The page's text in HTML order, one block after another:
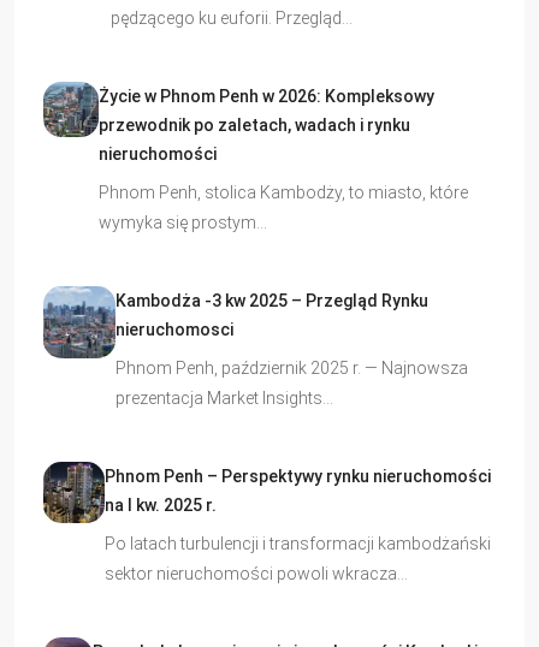
pędzącego ku euforii. Przegląd…
Życie w Phnom Penh w 2026: Kompleksowy
przewodnik po zaletach, wadach i rynku
nieruchomości
Phnom Penh, stolica Kambodży, to miasto, które
wymyka się prostym…
Kambodża -3 kw 2025 – Przegląd Rynku
nieruchomosci
Phnom Penh, październik 2025 r. — Najnowsza
prezentacja Market Insights…
Phnom Penh – Perspektywy rynku nieruchomości
na I kw. 2025 r.
Po latach turbulencji i transformacji kambodżański
sektor nieruchomości powoli wkracza…